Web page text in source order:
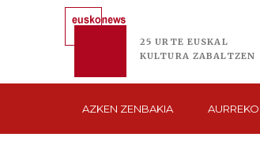
25 URTE EUSKAL
KULTURA ZABALTZEN
AZKEN ZENBAKIA AURREKO